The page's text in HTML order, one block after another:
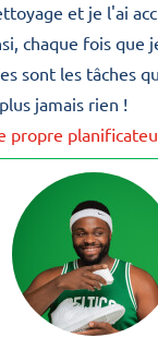
et je l'ai
chaque fois que
sont les tâches
jamais rien !
propre